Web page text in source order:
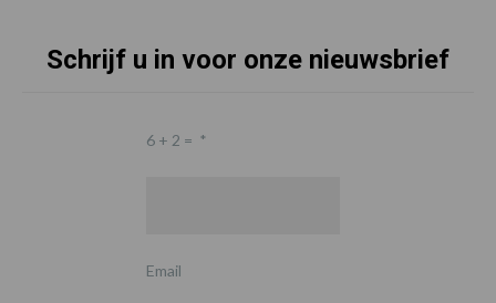
Schrijf u in voor onze nieuwsbrief
6 + 2 = *
Email